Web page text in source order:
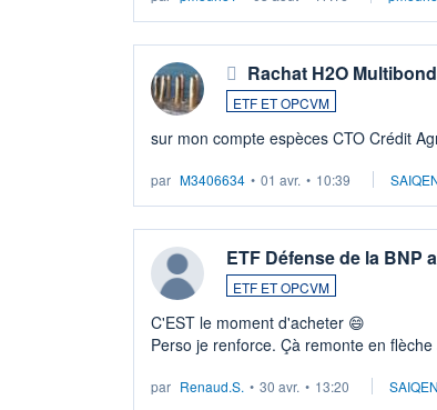
Rachat H2O
ETF ET OPCVM
sur mon compte espèces CTO Crédit
par M3406634 • 01 avr. • 10:39
ETF Défense de la BNP
ETF ET OPCVM
C'EST le moment d'acheter 😄​
Perso je renforce. Çà remonte en
par Renaud.S. • 30 avr. • 13:20 SAIQEN